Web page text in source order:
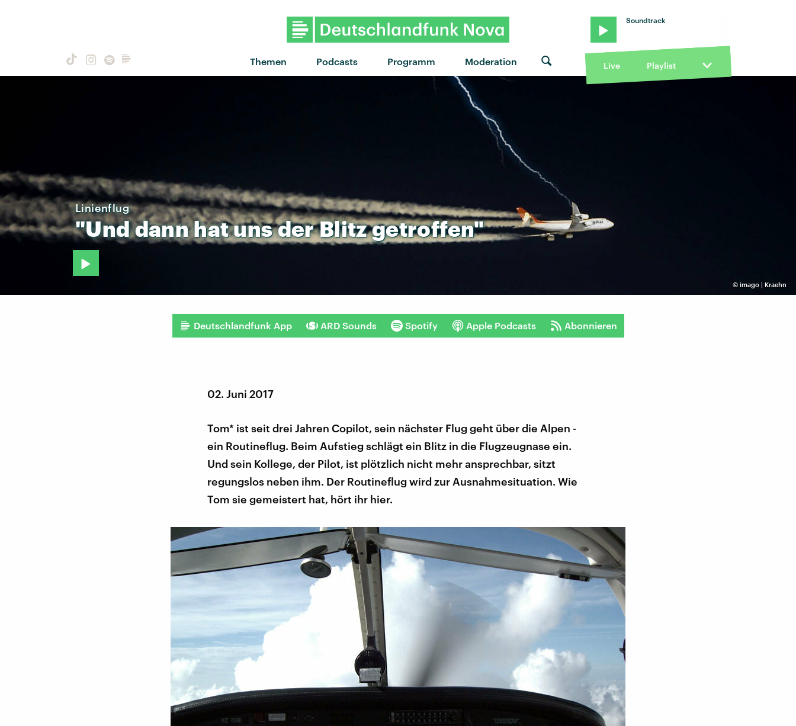
Themen Podcasts Programm Moderation
Soundtrack
Live Playlist
© imago | Kraehn
Linienflug
"UnddannhatunsderBlitzgetroffen"
Deutschlandfunk App ARD Sounds Spotify Apple Podcasts Abonnieren
02. Juni 2017
Tom* ist seit drei Jahren Copilot, sein nächster Flug geht über die Alpen -
ein Routineflug. Beim Aufstieg schlägt ein Blitz in die Flugzeugnase ein.
Und sein Kollege, der Pilot, ist plötzlich nicht mehr ansprechbar, sitzt
regungslos neben ihm. Der Routineflug wird zur Ausnahmesituation. Wie
Tom sie gemeistert hat, hört ihr hier.